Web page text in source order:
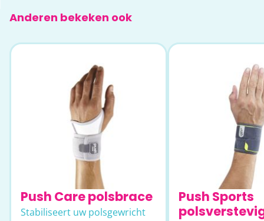
Anderen bekeken ook
Push Care polsbrace
Stabiliseert uw polsgewricht
Push Sports